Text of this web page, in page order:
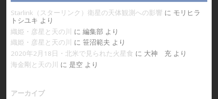
Starlink（スターリンク）衛星の天体観測への影響 に モリヒラ
トシユキ より
織姫・彦星と天の川
に 編集部 より
織姫・彦星と天の川
に 笹沼範夫 より
2020年2月18日・北米で見られた火星食 に 大神 充より
海金剛と天の川
に 是空より
アーカイブ